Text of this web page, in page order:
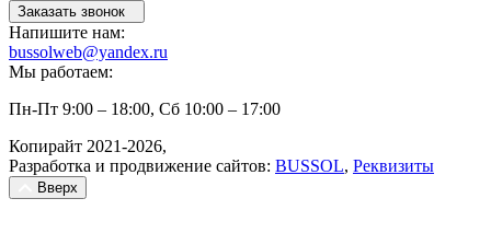
Заказать звонок
Напишите нам:
bussolweb@yandex.ru
Мы работаем:
Пн-Пт 9:00 – 18:00, Сб 10:00 – 17:00
Копирайт 2021-2026,
Разработка и продвижение сайтов: BUSSOL, Реквизиты
Вверх